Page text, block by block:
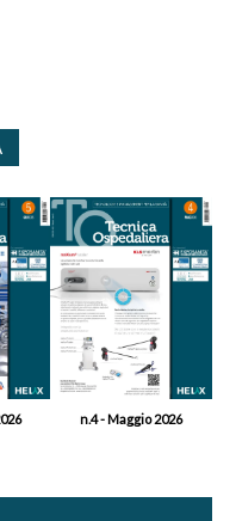
n.4 - Maggio 2026